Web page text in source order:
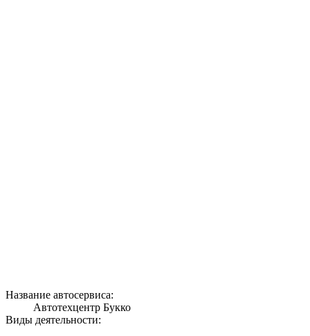
Название автосервиса:
Автотехцентр Букко
Виды деятельности: